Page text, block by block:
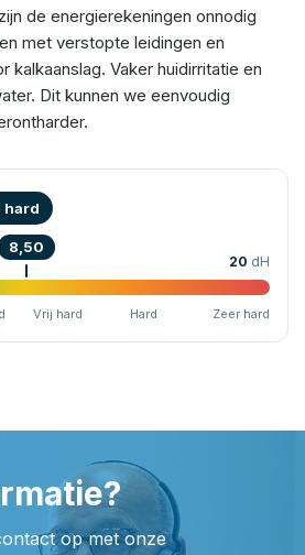
de energierekeningen onnodig
met verstopte leidingen en
Vaker huidirritatie en
Dit kunnen we eenvoudig
hard
20 dH
8,50
Vrij hard Hard Zeer hard
op met onze